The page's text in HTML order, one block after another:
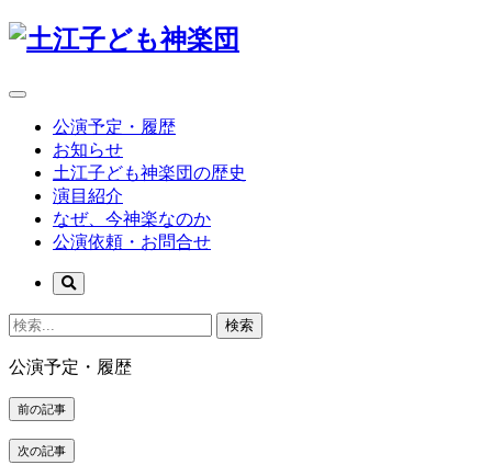
公演予定・履歴
お知らせ
土江子ども神楽団の歴史
演目紹介
なぜ、今神楽なのか
公演依頼・お問合せ
検索
公演予定・履歴
前の記事
次の記事